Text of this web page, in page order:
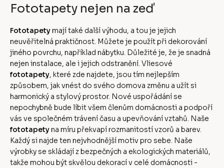
Fototapety nejen na zeď
Fototapetymají také další výhodu, a tou je jejich
neuvěřitelná praktičnost. Můžete je použít při dekorování
jiného povrchu, například nábytku. Důležité je, že je snadná
nejen instalace, ale i jejich odstranění. Vliesové
fototapety, které zde najdete, jsou tím nejlepším
způsobem, jak vnést do svého domova změnu a užít si
harmonický a stylový prostor. Nové uspořádání se
nepochybně bude líbit všem členům domácnosti a podpoří
vás ve společném trávení času a upevňování vztahů. Naše
fototapetyna míru překvapí rozmanitostí vzorů a barev.
Každý si najde ten nejvhodnější motiv pro sebe. Naše
výrobky se skládají z bezpečných a ekologických materiálů,
takže mohou být skvělou dekorací v celé domácnosti -